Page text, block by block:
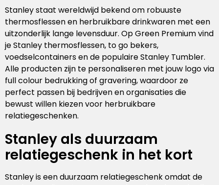
Handschoenen
Caps
Sokken
Baby & kids
Sportkleding
Laptoptassen
Schoudertassen
Overige tassen
Pennenset
Bekers & mokken
Glaswerk
Lunchitems
Overige kantooritems
Wijnhouders
Schorten
Snijplanken
Eten & drinken
Overige items
Mepal
Mizu
Native Spirit
Neutral
Ocean Bottle
Roll Eat
Senator
Stanley staat wereldwijd bekend om robuuste
thermosflessen en herbruikbare drinkwaren met een
uitzonderlijk lange levensduur. Op Green Premium vind
je Stanley thermosflessen, to go bekers,
voedselcontainers en de populaire Stanley Tumbler.
Alle producten zijn te personaliseren met jouw logo via
full colour bedrukking of gravering, waardoor ze
perfect passen bij bedrijven en organisaties die
bewust willen kiezen voor herbruikbare
relatiegeschenken.
Stanley als duurzaam
relatiegeschenk in het kort
Stanley is een duurzaam relatiegeschenk omdat de